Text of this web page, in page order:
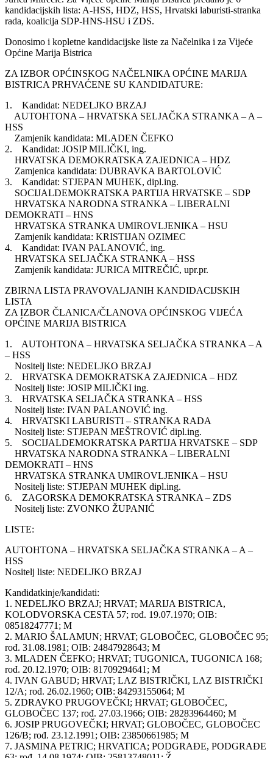
kandidacijskih lista: A-HSS, HDZ, HSS, Hrvatski laburisti-stranka
rada, koalicija SDP-HNS-HSU i ZDS.
Donosimo i kopletne kandidacijske liste za Načelnika i za Vijeće
Općine Marija Bistrica
ZA IZBOR OPĆINSKOG NAČELNIKA OPĆINE MARIJA
BISTRICA PRHVAĆENE SU KANDIDATURE:
1. Kandidat: NEDELJKO BRZAJ
AUTOHTONA – HRVATSKA SELJAČKA STRANKA – A –
HSS
Zamjenik kandidata: MLADEN ČEFKO
2. Kandidat: JOSIP MILIČKI, ing.
HRVATSKA DEMOKRATSKA ZAJEDNICA – HDZ
Zamjenica kandidata: DUBRAVKA BARTOLOVIĆ
3. Kandidat: STJEPAN MUHEK, dipl.ing.
SOCIJALDEMOKRATSKA PARTIJA HRVATSKE – SDP
HRVATSKA NARODNA STRANKA – LIBERALNI
DEMOKRATI – HNS
HRVATSKA STRANKA UMIROVLJENIKA – HSU
Zamjenik kandidata: KRISTIJAN OZIMEC
4. Kandidat: IVAN PALANOVIĆ, ing.
HRVATSKA SELJAČKA STRANKA – HSS
Zamjenik kandidata: JURICA MITREČIĆ, upr.pr.
ZBIRNA LISTA PRAVOVALJANIH KANDIDACIJSKIH
LISTA
ZA IZBOR ČLANICA/ČLANOVA OPĆINSKOG VIJEĆA
OPĆINE MARIJA BISTRICA
1. AUTOHTONA – HRVATSKA SELJAČKA STRANKA – A
– HSS
Nositelj liste: NEDELJKO BRZAJ
2. HRVATSKA DEMOKRATSKA ZAJEDNICA – HDZ
Nositelj liste: JOSIP MILIČKI ing.
3. HRVATSKA SELJAČKA STRANKA – HSS
Nositelj liste: IVAN PALANOVIĆ ing.
4. HRVATSKI LABURISTI – STRANKA RADA
Nositelj liste: STJEPAN MEŠTROVIĆ dipl.ing.
5. SOCIJALDEMOKRATSKA PARTIJA HRVATSKE – SDP
HRVATSKA NARODNA STRANKA – LIBERALNI
DEMOKRATI – HNS
HRVATSKA STRANKA UMIROVLJENIKA – HSU
Nositelj liste: STJEPAN MUHEK dipl.ing.
6. ZAGORSKA DEMOKRATSKA STRANKA – ZDS
Nositelj liste: ZVONKO ŽUPANIĆ
LISTE:
AUTOHTONA – HRVATSKA SELJAČKA STRANKA – A –
HSS
Nositelj liste: NEDELJKO BRZAJ
Kandidatkinje/kandidati:
1. NEDELJKO BRZAJ; HRVAT; MARIJA BISTRICA,
KOLODVORSKA CESTA 57; rođ. 19.07.1970; OIB:
08518247771; M
2. MARIO ŠALAMUN; HRVAT; GLOBOČEC, GLOBOČEC 95;
rođ. 31.08.1981; OIB: 24847928643; M
3. MLADEN ČEFKO; HRVAT; TUGONICA, TUGONICA 168;
rođ. 20.12.1970; OIB: 81709294641; M
4. IVAN GABUD; HRVAT; LAZ BISTRIČKI, LAZ BISTRIČKI
12/A; rođ. 26.02.1960; OIB: 84293155064; M
5. ZDRAVKO PRUGOVEČKI; HRVAT; GLOBOČEC,
GLOBOČEC 137; rođ. 27.03.1966; OIB: 28283964460; M
6. JOSIP PRUGOVEČKI; HRVAT; GLOBOČEC, GLOBOČEC
126/B; rođ. 23.12.1991; OIB: 23850661985; M
7. JASMINA PETRIC; HRVATICA; PODGRAĐE, PODGRAĐE